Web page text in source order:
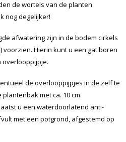
de wortels van de planten
nog degelijker!
afwatering zijn in de bodem cirkels
Hierin kunt u een gat boren
overlooppijpje.
de overlooppijpjes in de zelf te
met ca. 10 cm.
u een waterdoorlatend anti-
met een potgrond, afgestemd op